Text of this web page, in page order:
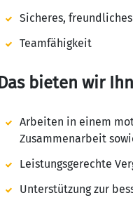
Sicheres,
Teamfähigkeit
Das bieten wir
Arbeiten in einem
Zusammenarbeit
Leistungsgerechte
Unterstützung zur